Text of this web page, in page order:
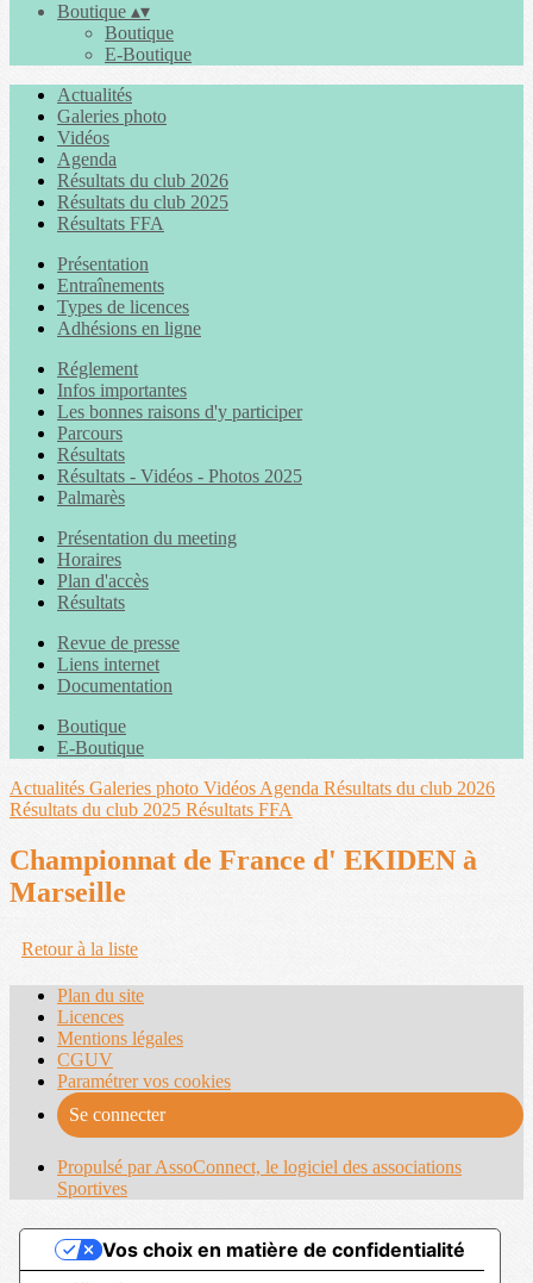
Boutique ▴▾
Boutique
E-Boutique
Actualités
Galeries photo
Vidéos
Agenda
Résultats du club 2026
Résultats du club 2025
Résultats FFA
Présentation
Entraînements
Types de licences
Adhésions en ligne
Réglement
Infos importantes
Les bonnes raisons d'y participer
Parcours
Résultats
Résultats - Vidéos - Photos 2025
Palmarès
Présentation du meeting
Horaires
Plan d'accès
Résultats
Revue de presse
Liens internet
Documentation
Boutique
E-Boutique
Actualités Galeries photo Vidéos Agenda Résultats du club 2026
Résultats du club 2025 Résultats FFA
Championnat de France d' EKIDEN à
Marseille
Retour à la liste
Plan du site
Licences
Mentions légales
CGUV
Paramétrer vos cookies
Se connecter
Propulsé par AssoConnect, le logiciel des associations
Sportives
Vos choix en matière de confidentialité